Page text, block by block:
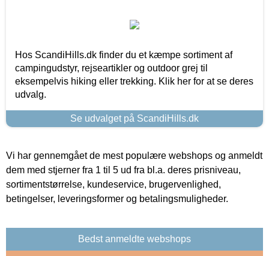
Hos ScandiHills.dk finder du et kæmpe sortiment af
campingudstyr, rejseartikler og outdoor grej til
eksempelvis hiking eller trekking. Klik her for at se deres
udvalg.
Se udvalget på ScandiHills.dk
Vi har gennemgået de mest populære webshops og anmeldt
dem med stjerner fra 1 til 5 ud fra bl.a. deres prisniveau,
sortimentstørrelse, kundeservice, brugervenlighed,
betingelser, leveringsformer og betalingsmuligheder.
Bedst anmeldte webshops